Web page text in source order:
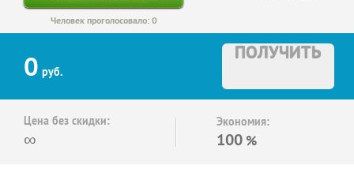
Человек проголосовало: 0
0 руб.
ПОЛУЧИТЬ
Цена без скидки:
∞
Экономия:
100 %